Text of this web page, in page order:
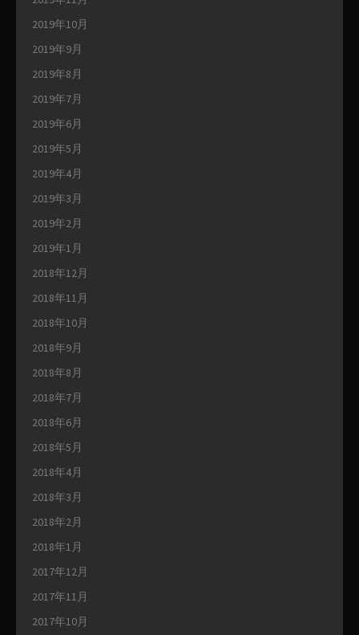
2019年10月
2019年9月
2019年8月
2019年7月
2019年6月
2019年5月
2019年4月
2019年3月
2019年2月
2019年1月
2018年12月
2018年11月
2018年10月
2018年9月
2018年8月
2018年7月
2018年6月
2018年5月
2018年4月
2018年3月
2018年2月
2018年1月
2017年12月
2017年11月
2017年10月